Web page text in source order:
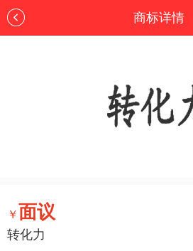
商标详情
￥面议
转化力